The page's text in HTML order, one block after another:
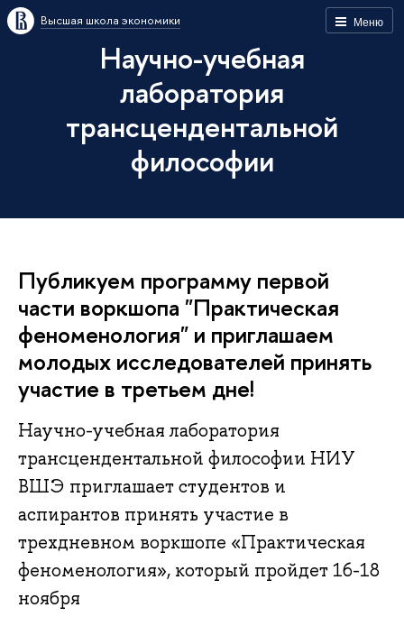
Меню
Высшая школа экономики
Научно-учебная
лаборатория
трансцендентальной
философии
Публикуем программу первой
части воркшопа "Практическая
феноменология" и приглашаем
молодых исследователей принять
участие в третьем дне!
Научно-учебная лаборатория
трансцендентальной философии НИУ
ВШЭ приглашает студентов и
аспирантов принять участие в
трехдневном воркшопе «Практическая
феноменология», который пройдет 16-18
ноября